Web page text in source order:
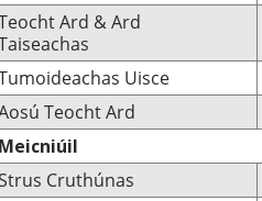
Ard & Ard
Uisce
Teocht Ard
Meicniúil
Cruthúnas